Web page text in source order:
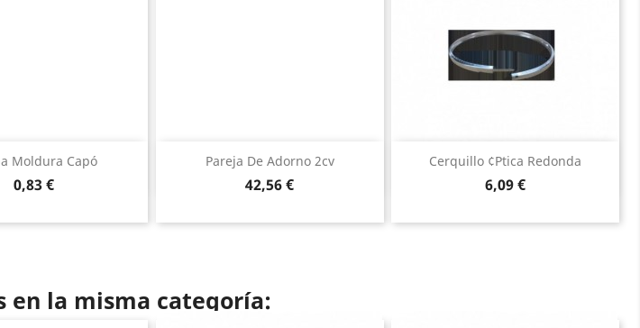
Moldura Capó
Precio
0,83 €
Vista rápida Pareja De Adorno 2cv
Precio
42,56 €
Vista rápida Cerquillo ¢ptica Redonda
Precio
6,09 €
Vista rápida
en la misma categoría: